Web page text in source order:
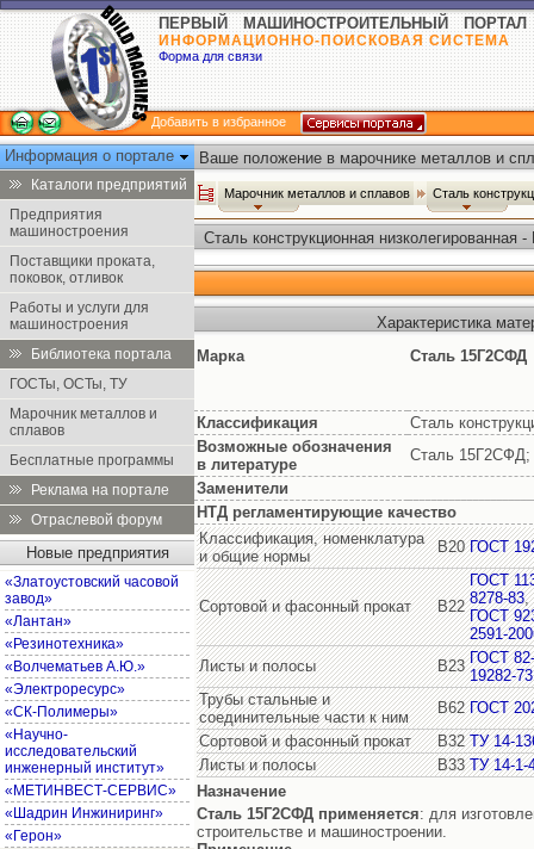
ПЕРВЫЙ МАШИНОСТРОИТЕЛЬНЫЙ ПОРТАЛ
ИНФОРМАЦИОННО-ПОИСКОВАЯ СИСТЕМА
Форма для связи
Добавить в избранное
Информация о портале
Каталоги предприятий
Предприятия
машиностроения
Поставщики проката,
поковок, отливок
Работы и услуги для
машиностроения
Библиотека портала
ГОСТы, ОСТы, ТУ
Марочник металлов и
сплавов
Бесплатные программы
Реклама на портале
Отраслевой форум
Новые предприятия
«Златоустовский часовой
завод»
«Лантан»
«Резинотехника»
«Волчематьев А.Ю.»
«Электроресурс»
«СК-Полимеры»
«Научно-
исследовательский
инженерный институт»
«МЕТИНВЕСТ-СЕРВИС»
«Шадрин Инжиниринг»
«Герон»
Ваше положение в марочнике металлов и
Марочник металлов и сплавов Сталь
Сталь конструкционная низколегированная
Характеристика
Марка
Сталь 15Г2СФД
Классификация
Сталь
Возможные обозначения
в литературе
Сталь
Заменители
НТД регламентирующие качество
Классификация, номенклатура
и общие нормы
В20 ГОСТ
Сортовой и фасонный прокат В22
ГОСТ
8278-83,
ГОСТ
2591-
Листы и полосы
В23 ГОСТ
19282-73
Трубы стальные и
соединительные части к ним
В62 ГОСТ
Сортовой и фасонный прокат
В32 ТУ 14-
Листы и полосы
В33 ТУ 14-1-
Назначение
Сталь 15Г2СФД применяется: для
строительстве и машиностроении.